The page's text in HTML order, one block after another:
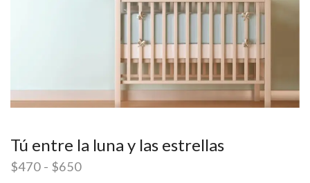
Tú entre la luna y las estrellas
$470 - $650